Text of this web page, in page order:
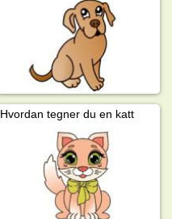
Hvordan tegner du en katt